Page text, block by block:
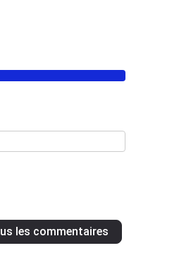
les commentaires